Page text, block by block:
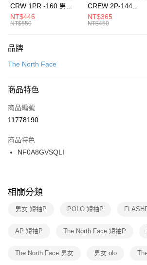
元大商業銀行
台灣樂天信用卡公司
全盈+PAY
AFTEE先享後付
【關於「AFTEE先享後付」】
便利好安心！
３．安心：先確認商品／服務後，再付款。
【「AFTEE先享後付」結帳流程】
１．於結帳方式選擇「AFTEE先享後付」後，將跳轉
２．訂單成立數日內，您將收到繳費通知簡訊。
３．收到繳費通知簡訊後14天內，點擊此簡訊中的連
ATM／網路銀行／等多元方式進行付款，方視為交易
※ 交易是否成功請以「AFTEE先享後付 」之結帳頁
是否繳費成功／繳費後需取消欲退款等相關疑問，請
客戶支援中心」
https://
１．透過由恩沛科技股份有限公司提供之「AFTEE
權轉讓予恩沛科技股份有限公司。
運送方式
每筆NT$100，滿NT$1,500(含以上)免運費
宅配
每筆NT$100，滿NT$1,500(含以上)免運費
付款後門市自取
每筆NT$100，滿NT$1,500(含以上)免運費
CRW 1PR -160 男女
中統襪 FZ3393100
NT$446
NT$550
CREW 2P-144
EMBRDY 男女 短統
FZ3073133
NT$365
NT$450
品牌
The North Face
商品特色
商品編號
11778190
商品特色
NF0A8GVSQLI
相關分類
男女 短袖P POLO 短袖P
AP 短袖P The North Face 短袖P
The North Face 男女 男女 olo